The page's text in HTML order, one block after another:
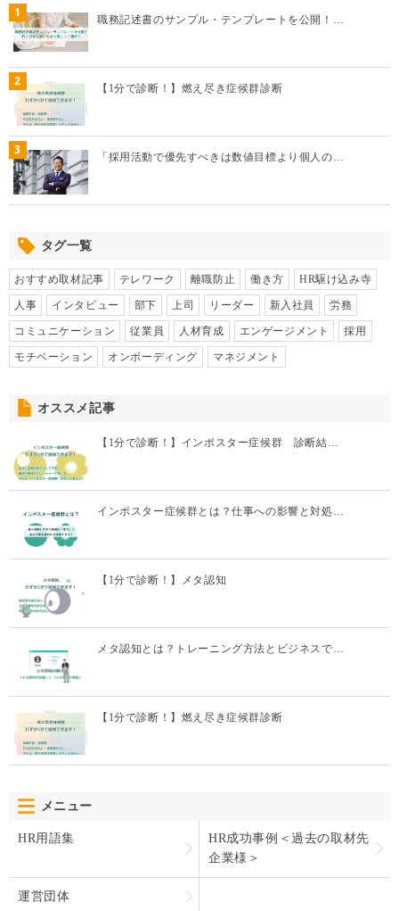
1 職務記述書のサンプル・テンプレートを公開！…
2 【1分で診断！】燃え尽き症候群診断
3 「採用活動で優先すべきは数値目標より個人の…
タグ一覧
おすすめ取材記事 テレワーク 離職防止 働き方 HR駆け込み寺
人事 インタビュー 部下 上司 リーダー 新入社員 労務
コミュニケーション 従業員 人材育成 エンゲージメント 採用
モチベーション オンボーディング マネジメント
オススメ記事
【1分で診断！】インポスター症候群 診断結…
インポスター症候群とは？仕事への影響と対処…
【1分で診断！】メタ認知
メタ認知とは？トレーニング方法とビジネスで…
【1分で診断！】燃え尽き症候群診断
メニュー
HR用語集
HR成功事例＜過去の取材先
企業様＞
運営団体